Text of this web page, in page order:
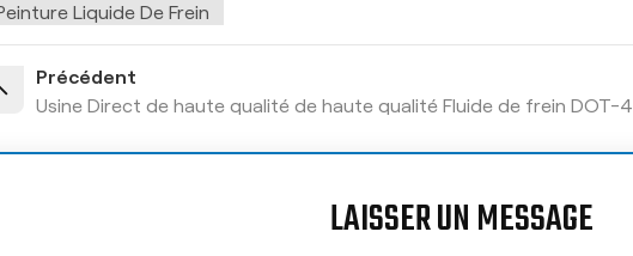
Liquide De Frein
Précédent
Usine Direct de haute qualité de haute qualité Fluide de frein DOT-4
LAISSER UN MESSAGE